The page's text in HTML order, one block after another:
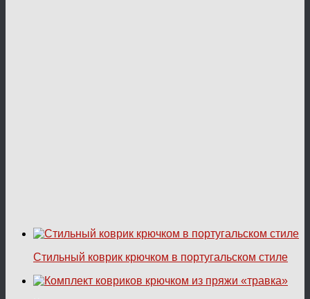
Стильный коврик крючком в португальском стиле